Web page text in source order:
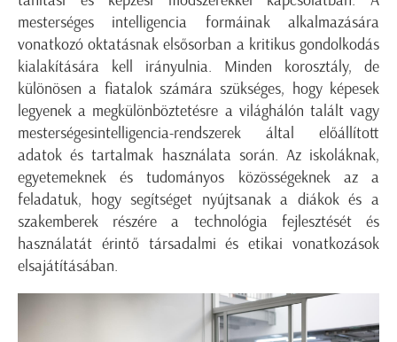
mesterséges intelligencia formáinak alkalmazására
vonatkozó oktatásnak elsősorban a kritikus gondolkodás
kialakítására kell irányulnia. Minden korosztály, de
különösen a fiatalok számára szükséges, hogy képesek
legyenek a megkülönböztetésre a világhálón talált vagy
mesterségesintelligencia-rendszerek által előállított
adatok és tartalmak használata során. Az iskoláknak,
egyetemeknek és tudományos közösségeknek az a
feladatuk, hogy segítséget nyújtsanak a diákok és a
szakemberek részére a technológia fejlesztését és
használatát érintő társadalmi és etikai vonatkozások
elsajátításában.